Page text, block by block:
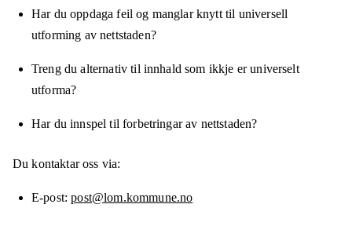
Har du oppdaga feil og manglar knytt til universell
utforming av nettstaden?
Treng du alternativ til innhald som ikkje er universelt
utforma?
Har du innspel til forbetringar av nettstaden?
Du kontaktar oss via:
E-post post@lom.kommune.no